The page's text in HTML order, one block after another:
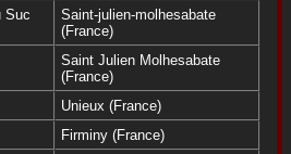
Suc
Saint-julien-molhesabate
(France)
Saint Julien Molhesabate
(France)
Unieux (France)
Firminy (France)